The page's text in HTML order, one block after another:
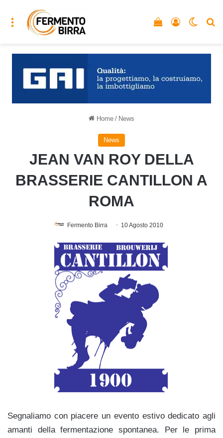
Menu Accedi
Vedi il carrello
Home / News
News
JEAN VAN ROY DELLA
BRASSERIE CANTILLON A
ROMA
Fermento Birra 10 Agosto 2010
Segnaliamo con piacere un evento estivo dedicato agli
amanti della fermentazione spontanea. Per le prima